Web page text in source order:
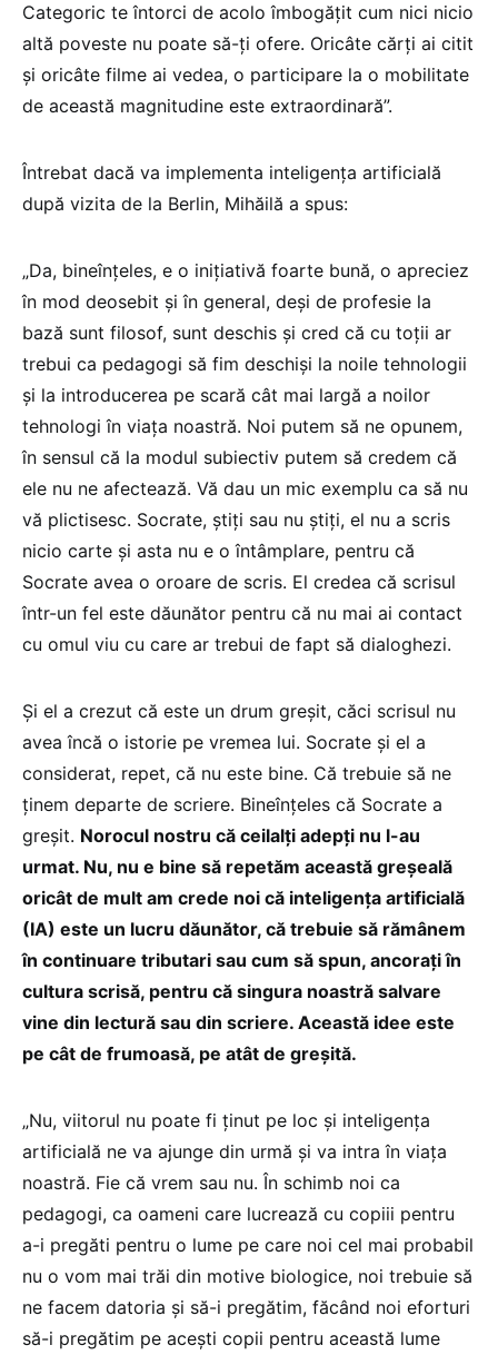
Categoric te întorci de acolo îmbogățit cum nici nicio
altă poveste nu poate să-ți ofere. Oricâte cărți ai citit
și oricâte filme ai vedea, o participare la o mobilitate
de această magnitudine este extraordinară”.
Întrebat dacă va implementa inteligența artificială
după vizita de la Berlin, Mihăilă a spus:
„Da, bineînțeles, e o inițiativă foarte bună, o apreciez
în mod deosebit și în general, deși de profesie la
bază sunt filosof, sunt deschis și cred că cu toții ar
trebui ca pedagogi să fim deschiși la noile tehnologii
și la introducerea pe scară cât mai largă a noilor
tehnologi în viața noastră. Noi putem să ne opunem,
în sensul că la modul subiectiv putem să credem că
ele nu ne afectează. Vă dau un mic exemplu ca să nu
vă plictisesc. Socrate, știți sau nu știți, el nu a scris
nicio carte și asta nu e o întâmplare, pentru că
Socrate avea o oroare de scris. El credea că scrisul
într-un fel este dăunător pentru că nu mai ai contact
cu omul viu cu care ar trebui de fapt să dialoghezi.
Și el a crezut că este un drum greșit, căci scrisul nu
avea încă o istorie pe vremea lui. Socrate și el a
considerat, repet, că nu este bine. Că trebuie să ne
ținem departe de scriere. Bineînțeles că Socrate a
greșit. Norocul nostru că ceilalți adepți nu l-au
urmat. Nu, nu e bine să repetăm această greșeală
oricât de mult am crede noi că inteligența artificială
(IA) este un lucru dăunător, că trebuie să rămânem
în continuare tributari sau cum să spun, ancorați în
cultura scrisă, pentru că singura noastră salvare
vine din lectură sau din scriere. Această idee este
pe cât de frumoasă, pe atât de greșită.
„Nu, viitorul nu poate fi ținut pe loc și inteligența
artificială ne va ajunge din urmă și va intra în viața
noastră. Fie că vrem sau nu. În schimb noi ca
pedagogi, ca oameni care lucrează cu copiii pentru
a-i pregăti pentru o lume pe care noi cel mai probabil
nu o vom mai trăi din motive biologice, noi trebuie să
ne facem datoria și să-i pregătim, făcând noi eforturi
să-i pregătim pe acești copii pentru această lume